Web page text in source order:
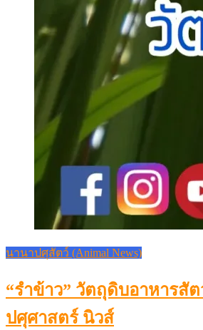
นานาปศุสัตว์ (Animal News)
“รำข้าว” วัตถุดิบอาหารสั
ปศุศาสตร์ นิวส์